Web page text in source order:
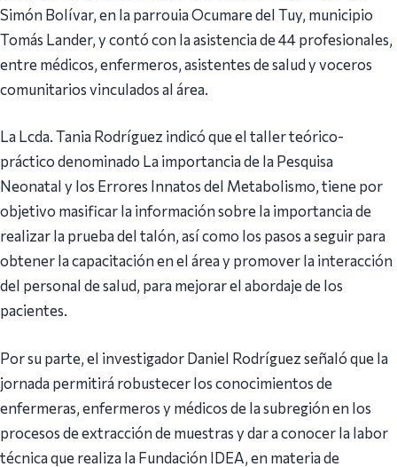
Simón Bolívar, en la parrouia Ocumare del Tuy, municipio
Tomás Lander, y contó con la asistencia de 44 profesionales,
entre médicos, enfermeros, asistentes de salud y voceros
comunitarios vinculados al área.
La Lcda. Tania Rodríguez indicó que el taller teórico-
práctico denominado La importancia de la Pesquisa
Neonatal y los Errores Innatos del Metabolismo, tiene por
objetivo masificar la información sobre la importancia de
realizar la prueba del talón, así como los pasos a seguir para
obtener la capacitación en el área y promover la interacción
del personal de salud, para mejorar el abordaje de los
pacientes.
Por su parte, el investigador Daniel Rodríguez señaló que la
jornada permitirá robustecer los conocimientos de
enfermeras, enfermeros y médicos de la subregión en los
procesos de extracción de muestras y dar a conocer la labor
técnica que realiza la Fundación IDEA, en materia de